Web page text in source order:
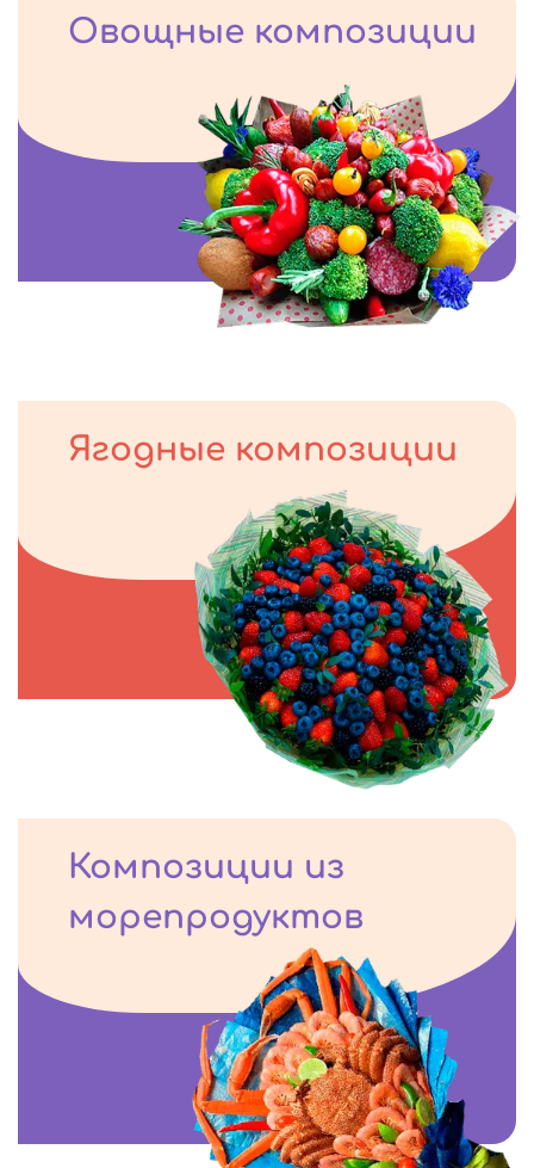
Овощные композиции
Ягодные композиции
Композиции из
морепродуктов